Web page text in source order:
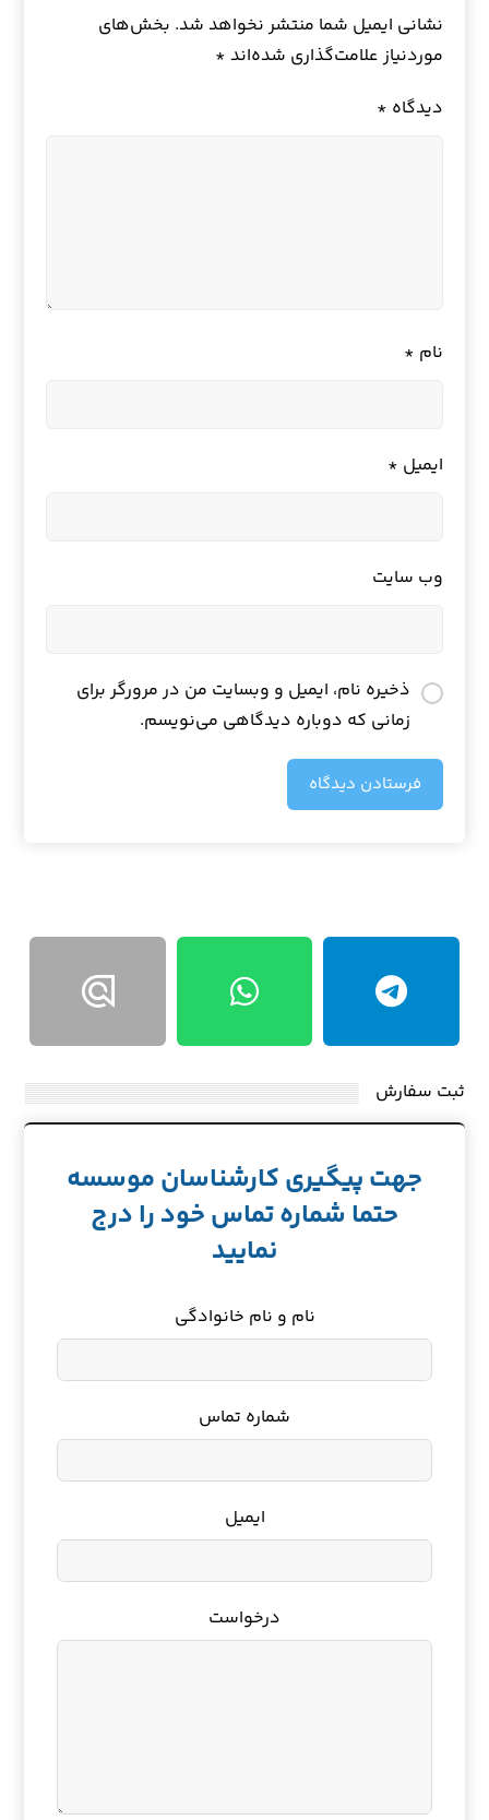
نشانی ایمیل شما منتشر نخواهد شد. بخش‌های
موردنیاز علامت‌گذاری شده‌اند *
دیدگاه *
نام *
ایمیل *
وب‌ سایت
ذخیره نام، ایمیل و وبسایت من در مرورگر برای
زمانی که دوباره دیدگاهی می‌نویسم.
فرستادن دیدگاه
ثبت سفارش
جهت پیگیری کارشناسان موسسه
حتما شماره تماس خود را درج
نمایید
نام و نام خانوادگی
شماره تماس
ایمیل
درخواست